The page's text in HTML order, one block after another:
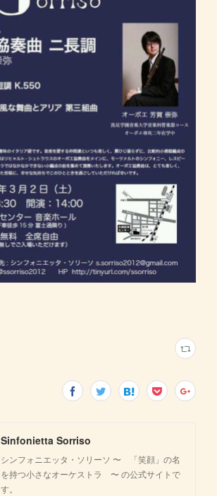
Sinfonietta Sorriso
シンフォニエッタ・ソリーソ 〜 「笑顔」の名
を持つ小さなオーケストラ 〜 の公式サイトで
す。